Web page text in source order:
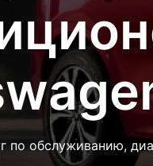
по обслуживанию,